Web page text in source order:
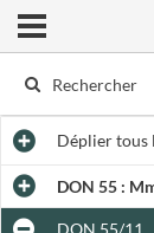
Ouvrir le menu
Dépliertous
DON 55 :
DON 55/11